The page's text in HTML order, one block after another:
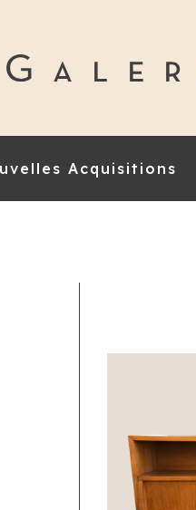
Acquisitions